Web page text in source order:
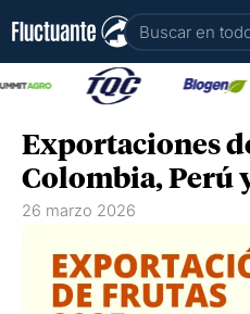
contenido
Buscar
Exportaciones
Colombia, Perú
26 marzo 2026